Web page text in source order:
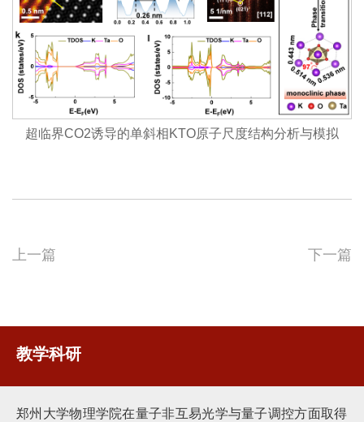
超临界CO2诱导的单斜相KTO原子尺度结构分析与模拟
上一篇 下一篇
教学科研
郑州大学物理学院在量子非互易光学与量子调控方面取得